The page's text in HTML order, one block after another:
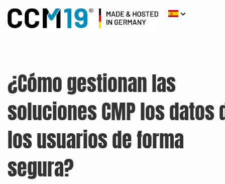
¿Cómo gestionan las
soluciones CMP los datos
los usuarios de forma
segura?